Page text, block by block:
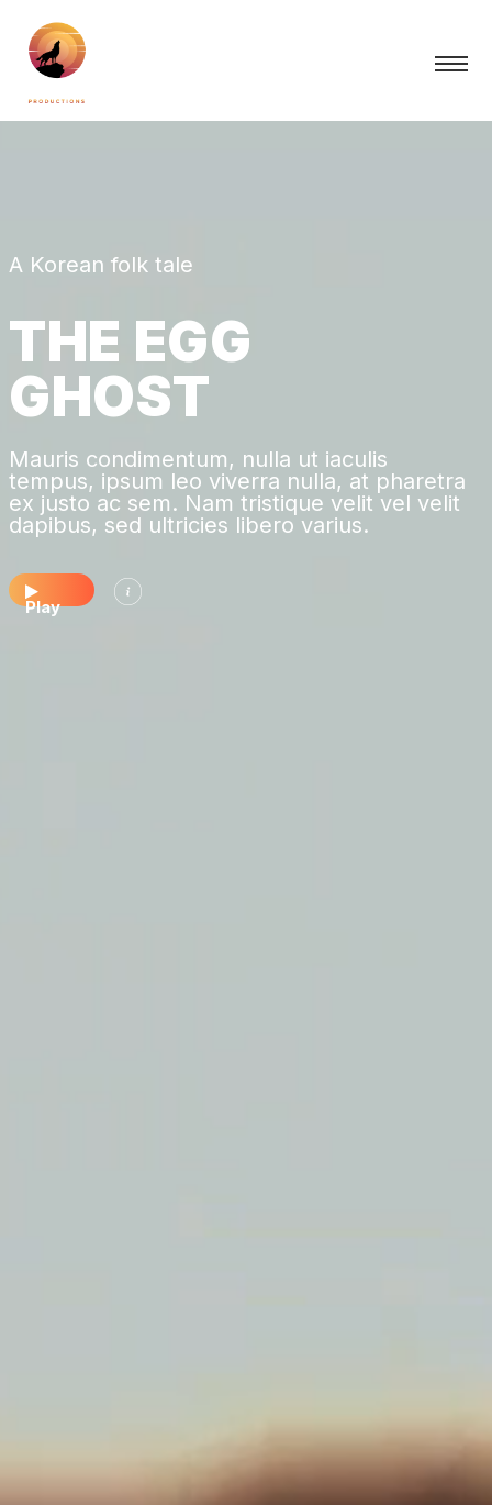
Play
A Korean folk tale
Mauris condimentum, nulla ut iaculis
tempus, ipsum leo viverra nulla, at pharetra
ex justo ac sem. Nam tristique velit vel velit
dapibus, sed ultricies libero varius.
THE EGG
GHOST